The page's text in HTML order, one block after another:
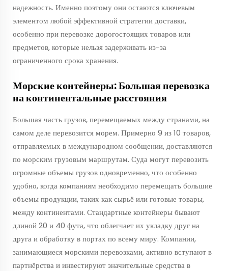
надежность. Именно поэтому они остаются ключевым
элементом любой эффективной стратегии доставки,
особенно при перевозке дорогостоящих товаров или
предметов, которые нельзя задерживать из-за
ограниченного срока хранения.
Морские контейнеры: Большая перевозка
на континентальные расстояния
Большая часть грузов, перемещаемых между странами, на
самом деле перевозится морем. Примерно 9 из 10 товаров,
отправляемых в международном сообщении, доставляются
по морским грузовым маршрутам. Суда могут перевозить
огромные объемы грузов одновременно, что особенно
удобно, когда компаниям необходимо перемещать большие
объемы продукции, таких как сырьё или готовые товары,
между континентами. Стандартные контейнеры бывают
длиной 20 и 40 фута, что облегчает их укладку друг на
друга и обработку в портах по всему миру. Компании,
занимающиеся морскими перевозками, активно вступают в
партнёрства и инвестируют значительные средства в